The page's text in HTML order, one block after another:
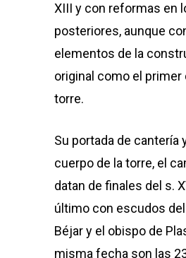
XIII y con reformas en
posteriores, aunque
elementos de la
original como el primer
torre.
Su portada de cantería
cuerpo de la torre, el
datan de finales del s.
último con escudos
Béjar y el obispo de
misma fecha son las